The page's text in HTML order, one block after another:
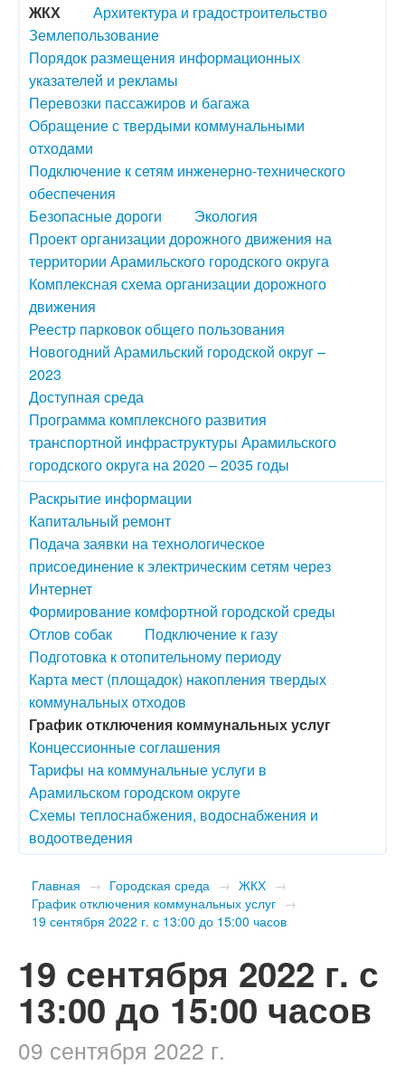
ЖКХ
Архитектура и градостроительство
Землепользование
Порядок размещения информационных
указателей и рекламы
Перевозки пассажиров и багажа
Обращение с твердыми коммунальными
отходами
Подключение к сетям инженерно-технического
обеспечения
Безопасные дороги
Экология
Проект организации дорожного движения на
территории Арамильского городского округа
Комплексная схема организации дорожного
движения
Реестр парковок общего пользования
Новогодний Арамильский городской округ –
2023
Доступная среда
Программа комплексного развития
транспортной инфраструктуры Арамильского
городского округа на 2020 – 2035 годы
Раскрытие информации
Капитальный ремонт
Подача заявки на технологическое
присоединение к электрическим сетям через
Интернет
Формирование комфортной городской среды
Отлов собак
Подключение к газу
Подготовка к отопительному периоду
Карта мест (площадок) накопления твердых
коммунальных отходов
График отключения коммунальных услуг
Концессионные соглашения
Тарифы на коммунальные услуги в
Арамильском городском округе
Схемы теплоснабжения, водоснабжения и
водоотведения
Главная → Городская среда → ЖКХ →
График отключения коммунальных услуг →
​19 сентября 2022 г. с 13:00 до 15:00 часов
​19 сентября 2022 г. с
13:00 до 15:00 часов
09 сентября 2022 г.